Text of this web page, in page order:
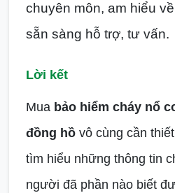
chuyên môn, am hiểu
sẵn sàng hỗ trợ, tư vấn.
Lời kết
Mua bảo hiểm cháy nổ
đồng hồ vô cùng cần
tìm hiểu những thông tin
người đã phần nào biết